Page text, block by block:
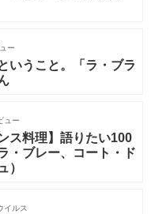
ー
いうこと。「ラ・ブラ
ュー
ス料理】語りたい100
・ブレー、コート・ド
）
イルス